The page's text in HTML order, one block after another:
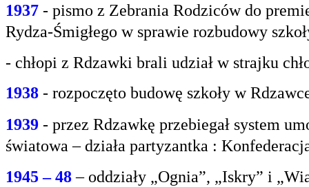
1937 - pismo z Zebrania Rodziców do
Rydza-Śmigłego w sprawie rozbudowy
- chłopi z Rdzawki brali udział w strajku
1938 - rozpoczęto budowę szkoły w
1939 - przez Rdzawkę przebiegał system
światowa – działa partyzantka :
1945 – 48– oddziały „Ognia”, „Iskry” i